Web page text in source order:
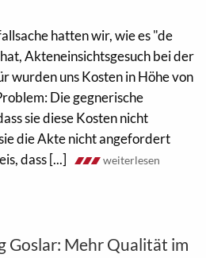
hatten wir, wie es "de
Akteneinsichtsgesuch bei der
wurden uns Kosten in Höhe von
Die gegnerische
sie diese Kosten nicht
die Akte nicht angefordert
dass [...]
weiterlesen
Goslar: Mehr Qualität im